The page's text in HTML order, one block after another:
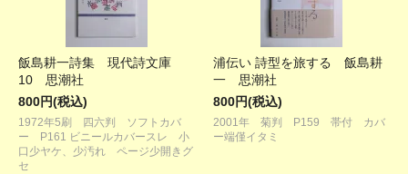
飯島耕一詩集 現代詩文庫
10 思潮社
800円(税込)
1972年5刷 四六判 ソフトカバ
ー P161 ビニールカバースレ 小
口少ヤケ、少汚れ ページ少開きグ
セ
浦伝い 詩型を旅する 飯島耕
一 思潮社
800円(税込)
2001年 菊判 P159 帯付 カバ
ー端僅イタミ